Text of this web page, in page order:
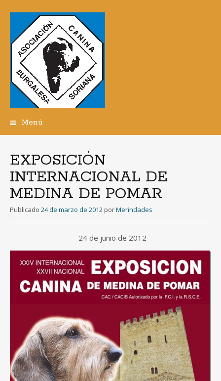
Menú
EXPOSICIÓN
INTERNACIONAL DE
MEDINA DE POMAR
Publicado 24 de marzo de 2012 porMerindades
24 de junio de 2012